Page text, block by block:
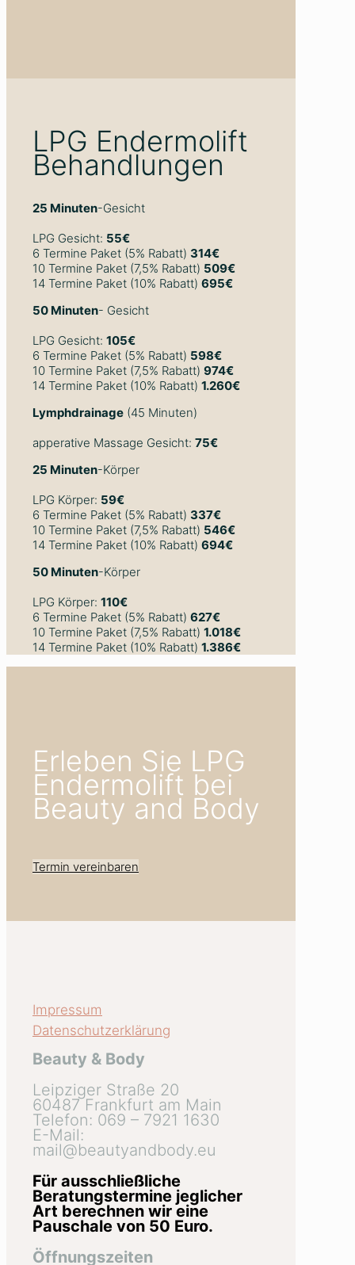
LPG Endermolift
Behandlungen
25 Minuten-Gesicht
LPG Gesicht: 55€
6 Termine Paket (5% Rabatt) 314€
10 Termine Paket (7,5% Rabatt) 509€
14 Termine Paket (10% Rabatt) 695€
50 Minuten- Gesicht
LPG Gesicht: 105€
6 Termine Paket (5% Rabatt) 598€
10 Termine Paket (7,5% Rabatt) 974€
14 Termine Paket (10% Rabatt) 1.260€
Lymphdrainage (45 Minuten)
apperative Massage Gesicht: 75€
25 Minuten-Körper
LPG Körper: 59€
6 Termine Paket (5% Rabatt) 337€
10 Termine Paket (7,5% Rabatt) 546€
14 Termine Paket (10% Rabatt) 694€
50 Minuten-Körper
LPG Körper: 110€
6 Termine Paket (5% Rabatt) 627€
10 Termine Paket (7,5% Rabatt) 1.018€
14 Termine Paket (10% Rabatt) 1.386€
Erleben Sie LPG
Endermolift bei
Beauty and Body
Termin vereinbaren
Impressum
Datenschutzerklärung
Beauty & Body
Leipziger Straße 20
60487 Frankfurt am Main
Telefon: 069 – 7921 1630
E-Mail:
mail@beautyandbody.eu
Für ausschließliche
Beratungstermine jeglicher
Art berechnen wir eine
Pauschale von 50 Euro.
Öffnungszeiten